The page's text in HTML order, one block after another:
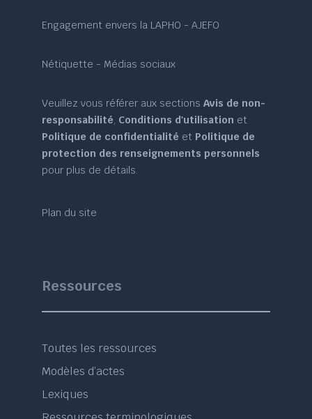
Engagement envers la LAPHO - AJEFO
Nétiquette - Médias sociaux
Veuillez vous référer aux sectionsAvis de non-
responsabilité, Conditions d'utilisation et
Politique de confidentialité et Politique de
protection des renseignements personnels
pour plus de détails.
Plan du site
Ressources
Toutes les ressources
Modèles d’actes
Lexiques